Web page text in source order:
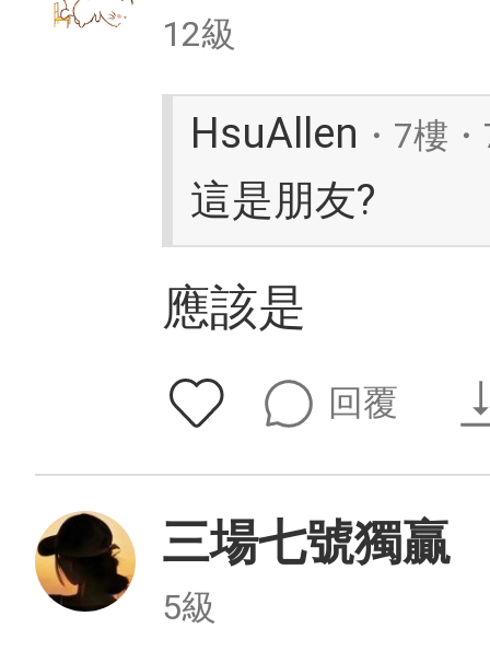
12級
HsuAllen ・7樓
這是朋友?
應該是
回覆
三場七號獨贏
5級